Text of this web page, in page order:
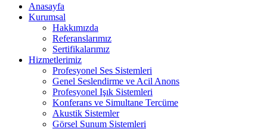
Anasayfa
Kurumsal
Hakkımızda
Referanslarımız
Sertifikalarımız
Hizmetlerimiz
Profesyonel Ses Sistemleri
Genel Seslendirme ve Acil Anons
Profesyonel Işık Sistemleri
Konferans ve Simultane Tercüme
Akustik Sistemler
Görsel Sunum Sistemleri